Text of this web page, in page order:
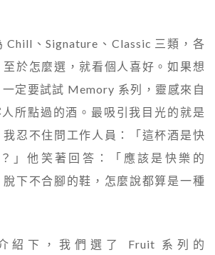
Chill、Signature、Classic 三類，各
於怎麼選，就看個人喜好。如果想
定要試試 Memory 系列，靈感來自
所點過的酒。最吸引我目光的就是
我忍不住問工作人員：「這杯酒是快
」他笑著回答：「應該是快樂的
下不合腳的鞋，怎麼說都算是一種
紹下，我們選了 Fruit 系列的